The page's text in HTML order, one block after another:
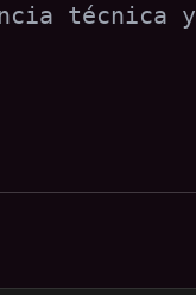
técnica y